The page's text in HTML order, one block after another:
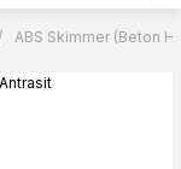
ABS Skimmer (Beton